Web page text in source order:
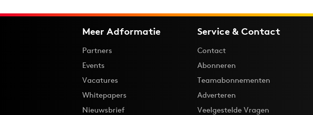
Meer Adformatie
Partners
Events
Vacatures
Whitepapers
Nieuwsbrief
Service & Contact
Contact
Abonneren
Teamabonnementen
Adverteren
Veelgestelde Vragen